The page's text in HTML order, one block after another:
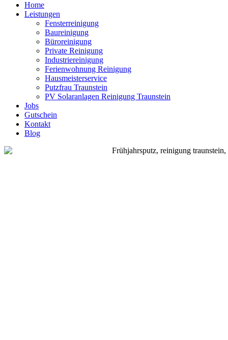
Home
Leistungen
Fensterreinigung
Baureinigung
Büroreinigung
Private Reinigung
Industriereinigung
Ferienwohnung Reinigung
Hausmeisterservice
Putzfrau Traunstein
PV Solaranlagen Reinigung Traunstein
Jobs
Gutschein
Kontakt
Blog